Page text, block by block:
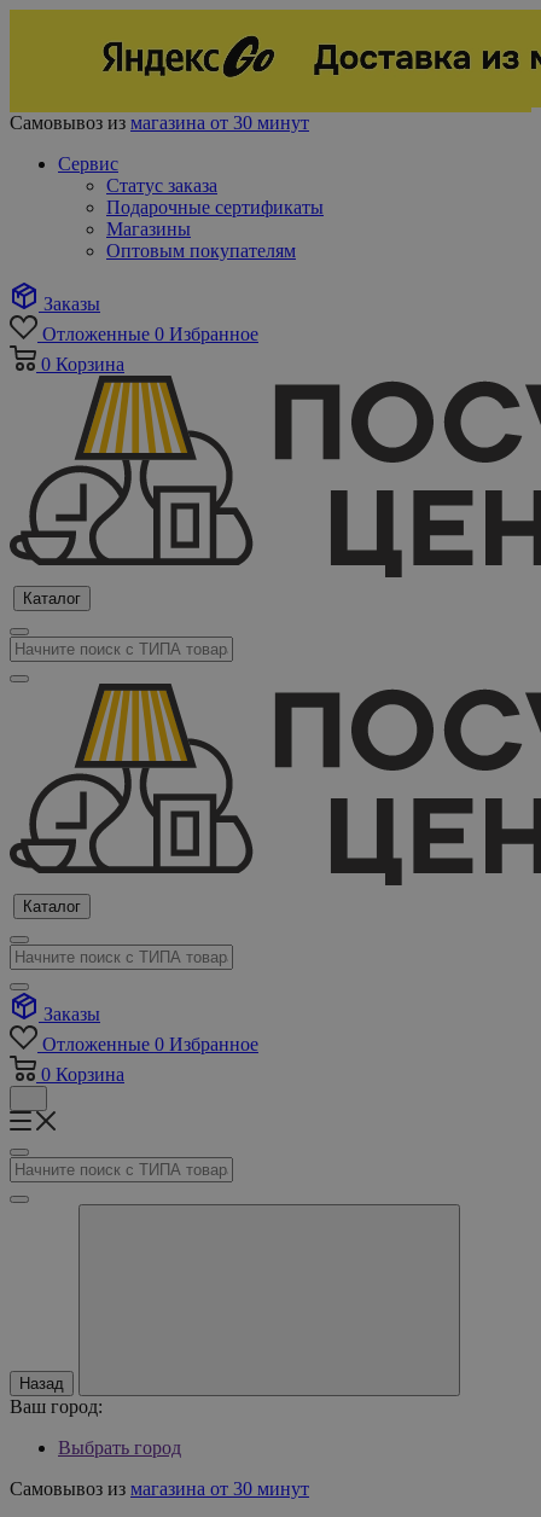
Самовывоз из магазина от 30 минут
Сервис
Статус заказа
Подарочные сертификаты
Магазины
Оптовым покупателям
Заказы
Отложенные 0 Избранное
0 Корзина
Каталог
Каталог
Заказы
Отложенные 0 Избранное
0 Корзина
Назад
Ваш город:
Выбрать город
Самовывоз из магазина от 30 минут